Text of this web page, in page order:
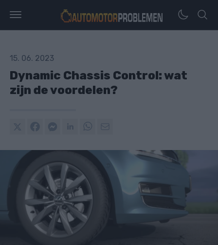
15. 06. 2023
Dynamic Chassis Control: wat
zijn de voordelen?